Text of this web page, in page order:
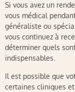
Si vous avez un
vous médical
généraliste ou
vous continuez à
déterminer quels
indispensables.
Il est possible que
certaines cliniques